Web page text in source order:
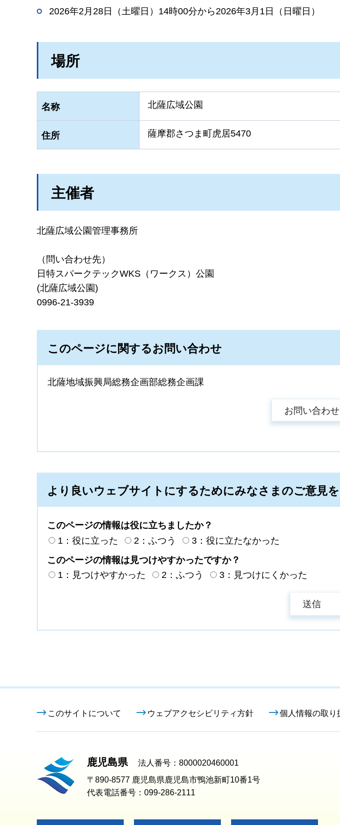
2026年2月28日（土曜日）14時00分から2026年3月1日（日曜日）
場所
名称 北薩広域公園
住所 薩摩郡さつま町虎居5470
主催者
北薩広域公園管理事務所
（問い合わせ先）
日特スパークテックWKS（ワークス）公園
(北薩広域公園)
0996-21-3939
このページに関するお問い合わせ
北薩地域振興局総務企画部総務企画課
より良いウェブサイトにするためにみなさまのご意見
このページの情報は役に立ちましたか？
1：役に立った
2：ふつう
3：役に立たなかった
このページの情報は見つけやすかったですか？
1：見つけやすかった
2：ふつう 3：見つけにくかった
このサイトについて ウェブアクセシビリティ方針 個人情報の取り
鹿児島県
法人番号：8000020460001
〒890-8577 鹿児島県鹿児島市鴨池新町10番1号
代表電話番号：099-286-2111